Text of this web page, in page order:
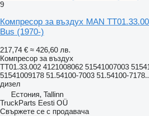
9
Компресор за въздух MAN
Bus (1970-)
217,74 € ≈ 426,60 лв.
Компресор за въздух
TT01.33.002 4121008062 51541007003
51541009178 51.54100-7003 51.54100-
дизел
Естония, Tallinn
TruckParts Eesti OÜ
Свържете се с продавача